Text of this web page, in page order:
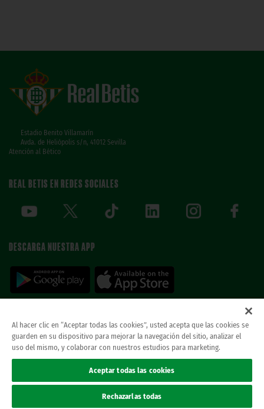
Estadio Benito Villamarín
Avda. de Heliópolis s/n, 41012 Sevilla
Atención al Bético
REAL BETIS EN REDES SOCIALES
DESCARGA NUESTRA APP
© REAL BETIS BALOMPIE.esta página web es la única oficial del real betis balompie.
todos los derechos reservados.
Al hacer clic en “Aceptar todas las cookies”, usted acepta que las cookies se
guarden en su dispositivo para mejorar la navegación del sitio, analizar el
uso del mismo, y colaborar con nuestros estudios para marketing.
Aceptar todas las cookies
Rechazarlas todas